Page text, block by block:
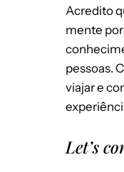
Acredito
mente
pessoas.
viajar e
Let’s